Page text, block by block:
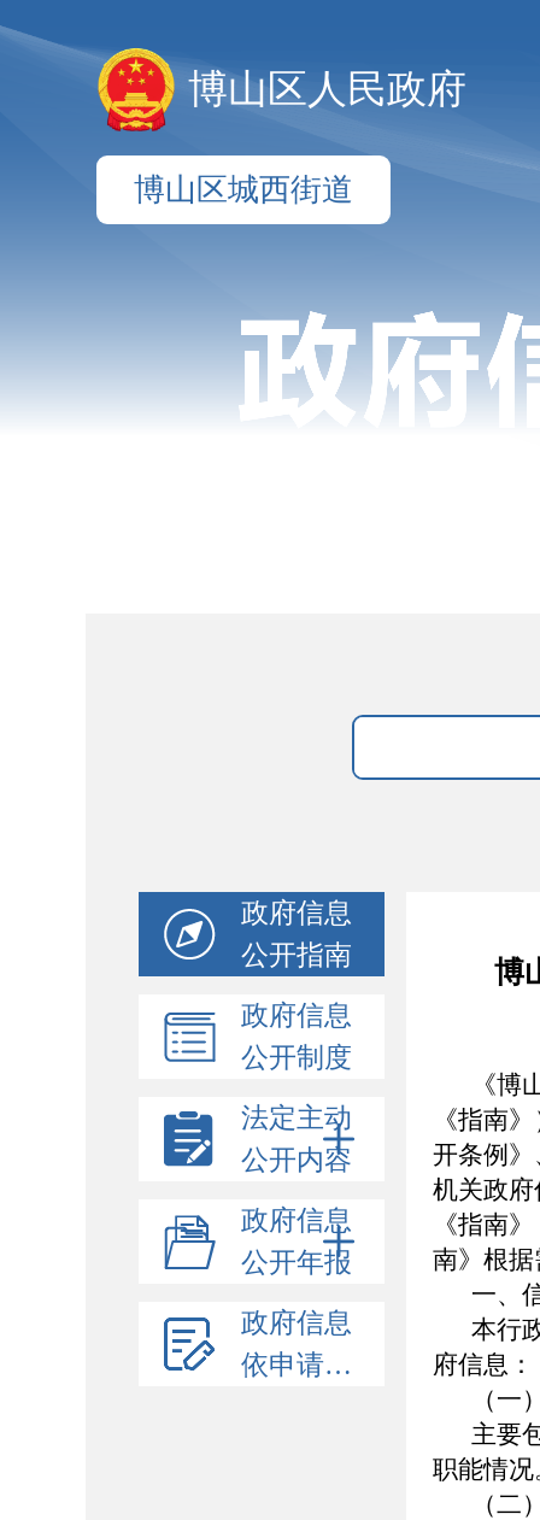
博山区人民政府
博山区城西街道
政府信息
公开指南
政府信息
公开制度
法定主动
公开内容
政府信息
公开年报
政府信息
依申请公开
博
《
《指南
开条例
机关政
《指南
南》根
一、
本行
府信息：
（一
主要
职能情况
（二